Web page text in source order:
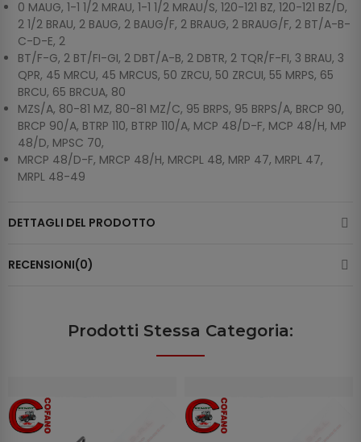
0 MAUG, 1-1 1/2 MRAU, 1-1 1/2 MRAU/S, 120-121 BZ, 120-121 BZ/D,
2 1/2 BRAU, 2 BAUG, 2 BAUG/F, 2 BRAUG, 2 BRAUG/F, 2 BT/A-B-
C-D-E, 2
BT/F-G, 2 BT/FI-GI, 2 DBT/A-B, 2 DBTR, 2 TQR/F-FI, 3 BRAU, 3
QPR, 45 MRCU, 45 MRCUS, 50 ZRCU, 50 ZRCUI, 55 MRPS, 65
BRCU, 65 BRCUA, 80
MZS/A, 80-81 MZ, 80-81 MZ/C, 95 BRPS, 95 BRPS/A, BRCP 90,
BRCP 90/A, BTRP 110, BTRP 110/A, MCP 48/D-F, MCP 48/H, MP
48/D, MPSC 70,
MRCP 48/D-F, MRCP 48/H, MRCPL 48, MRP 47, MRPL 47,
MRPL 48-49
DETTAGLI DEL PRODOTTO
RECENSIONI(0)
Prodotti Stessa Categoria: